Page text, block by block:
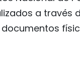
a través